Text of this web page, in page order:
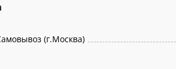
(г.Москва)